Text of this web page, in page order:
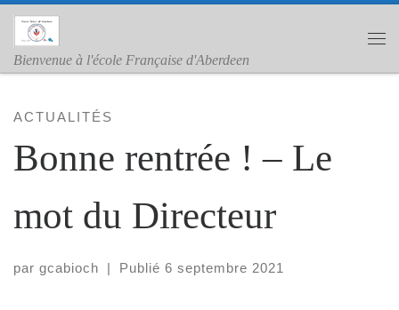
Skip to content
Bienvenue à l'école Française d'Aberdeen
ACTUALITÉS
Bonne rentrée ! – Le
mot du Directeur
par gcabioch | Publié6 septembre 2021